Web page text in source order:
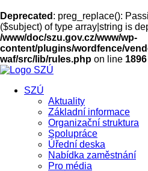
Deprecated : preg_replace():
($subject) of type array|string is
/www/doc/szu.gov.cz/www/wp-
content/plugins/wordfence/
waf/src/lib/rules.php on line 1896
SZÚ
Aktuality
Základní informace
Organizační struktura
Spolupráce
Úřední deska
Nabídka zaměstnání
Pro média